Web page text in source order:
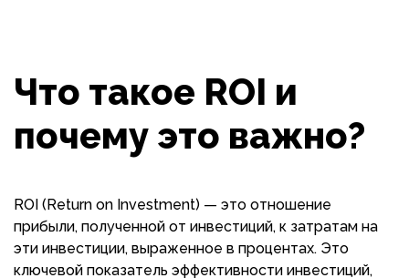
Что такое ROI и
почему это важно?
ROI (Return on Investment) — это отношение
прибыли, полученной от инвестиций, к затратам на
эти инвестиции, выраженное в процентах. Это
ключевой показатель эффективности инвестиций,